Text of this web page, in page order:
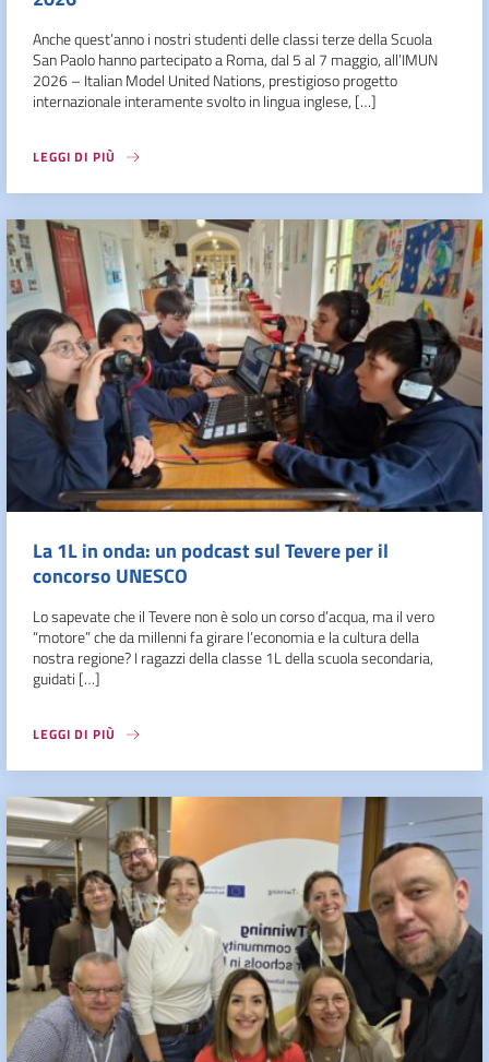
Anche quest’anno i nostri studenti delle classi terze della Scuola
San Paolo hanno partecipato a Roma, dal 5 al 7 maggio, all’IMUN
2026 – Italian Model United Nations, prestigioso progetto
internazionale interamente svolto in lingua inglese, […]
LEGGI DI PIÙ
La 1L in onda: un podcast sul Tevere per il
concorso UNESCO
Lo sapevate che il Tevere non è solo un corso d’acqua, ma il vero
“motore” che da millenni fa girare l’economia e la cultura della
nostra regione? I ragazzi della classe 1L della scuola secondaria,
guidati […]
LEGGI DI PIÙ